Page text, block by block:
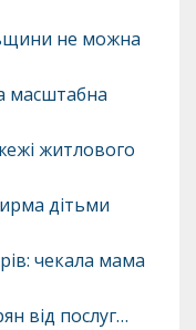
не можна
масштабна
житлового
дітьми
чекала мама
від послуг…